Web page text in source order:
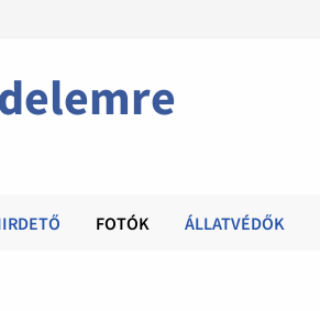
FOTÓK ÁLLATVÉDŐK